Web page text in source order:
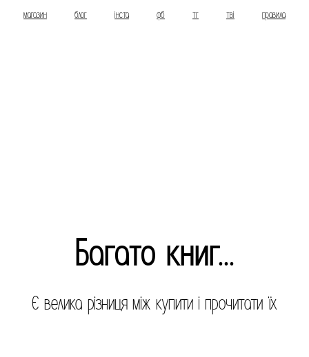
магазин блог інста фб тг тві правила
Багато книг...
Є велика різниця між купити і прочитати їх